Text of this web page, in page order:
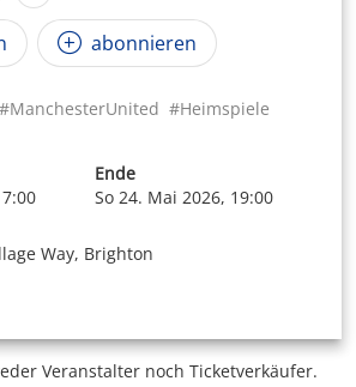
abonnieren
#ManchesterUnited #Heimspiele
Ende
So 24. Mai 2026, 19:00
Way, Brighton
Veranstalter noch Ticketverkäufer.